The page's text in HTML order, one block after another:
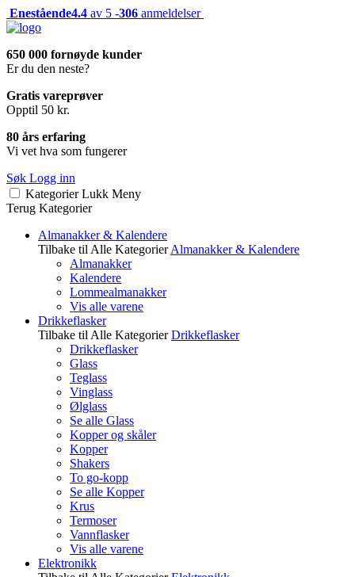
Enestående4.4 av 5 -306 anmeldelser
650 000 fornøyde kunder
Er du den neste?
Gratis vareprøver
Opptil 50 kr.
80 års erfaring
Vi vet hva som fungerer
Søk Logg inn
Kategorier Lukk Meny
Terug Kategorier
Almanakker & Kalendere
Tilbake til Alle Kategorier Almanakker & Kalendere
Almanakker
Kalendere
Lommealmanakker
Vis alle varene
Drikkeflasker
Tilbake til Alle Kategorier Drikkeflasker
Drikkeflasker
Glass
Teglass
Vinglass
Ølglass
Se alle Glass
Kopper og skåler
Kopper
Shakers
To go-kopp
Se alle Kopper
Krus
Termoser
Vannflasker
Vis alle varene
Elektronikk